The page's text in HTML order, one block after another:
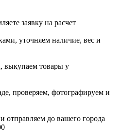
заявку на расчет
уточняем наличие, вес и
выкупаем товары у
проверяем, фотографируем и
до вашего города